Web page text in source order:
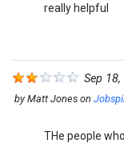
really helpful
Sep
by Matt Jones on
THe people